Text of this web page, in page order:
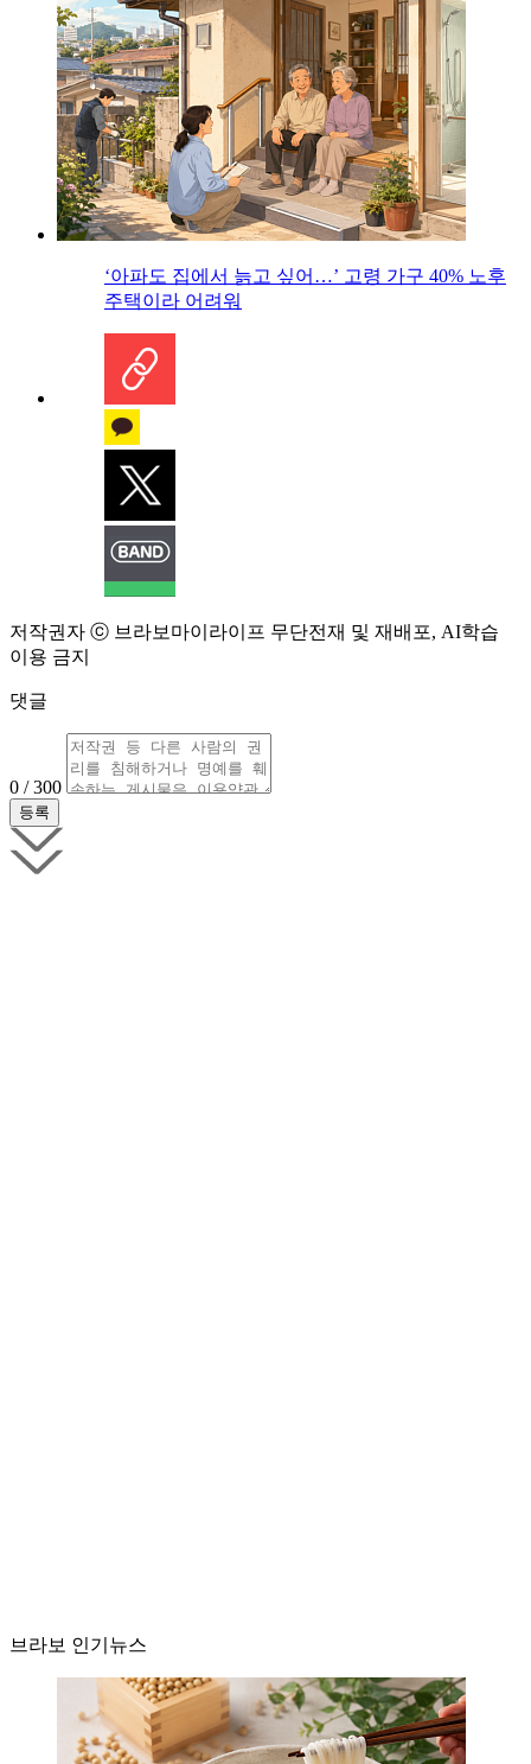
‘아파도 집에서 늙고 싶어…’ 고령 가구 40% 노후
주택이라 어려워
저작권자 ⓒ 브라보마이라이프 무단전재 및 재배포, AI학습
이용 금지
댓글
0 / 300
브라보 인기뉴스